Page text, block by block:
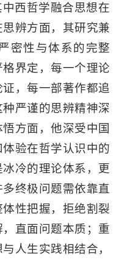
西哲学融合思想在
辨方面，其研究兼
密性与体系的完整
界定，每一个理论
，每一部著作都追
严谨的思辨精神深
方面，他深受中国
验在哲学认识中的
冷的理论体系，更
终极问题需依靠直
性把握，拒绝割裂
直面问题本质；重
人生实践相结合，